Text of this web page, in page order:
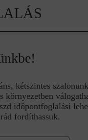
kétszintes
időpontfoglalási
fordíthassuk.